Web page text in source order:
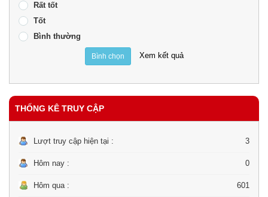
Rất tốt
Tốt
Bình thường
Bình chọn Xem kết quả
THỐNG KÊ TRUY CẬP
Lượt truy cập hiện tại : 3
Hôm nay : 0
Hôm qua : 601